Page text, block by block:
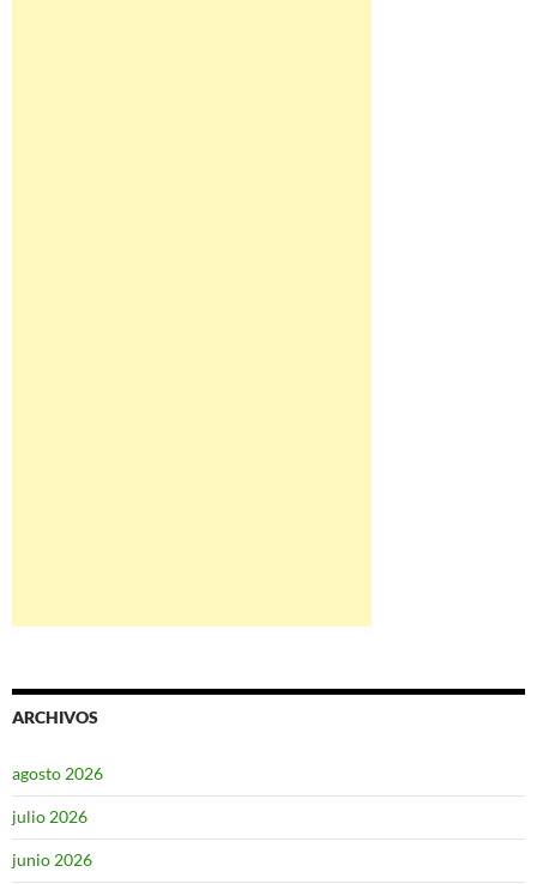
ARCHIVOS
agosto 2026
julio 2026
junio 2026